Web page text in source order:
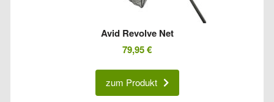
Avid Revolve Net
79,95€
zum Produkt